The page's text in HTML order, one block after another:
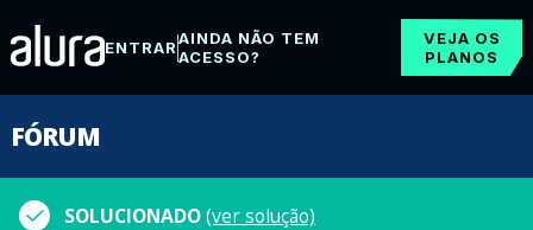
ENTRARAINDA NÃO TEM
ACESSO?
VEJA OS
PLANOS
FÓRUM
SOLUCIONADO(ver solução)